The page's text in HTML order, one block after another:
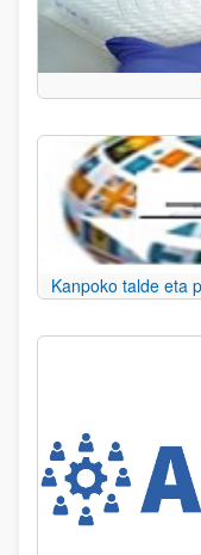
Kanpoko talde eta